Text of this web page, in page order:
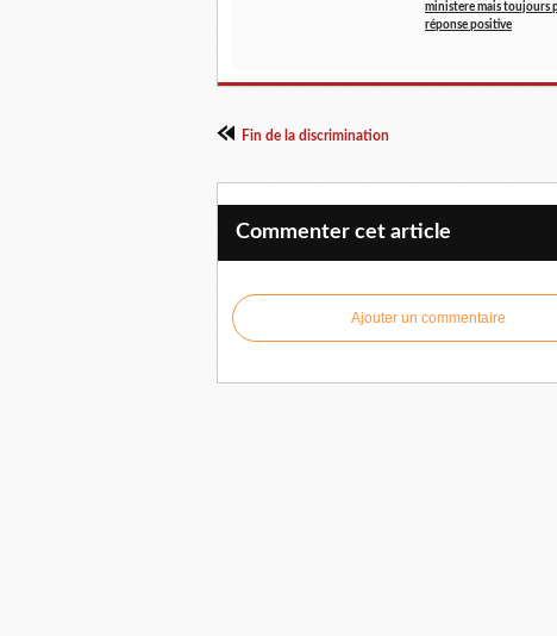
ministere mais toujours
réponse positive
Fin de la discrimination
Commenter cet article
Ajouter un commentaire